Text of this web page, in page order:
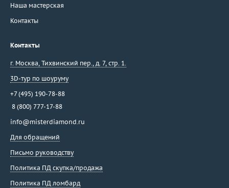
Наша мастерская
Контакты
Контакты
г. Москва, Тихвинский пер., д. 7, стр. 1.
3D-тур по шоуруму
+7 (495) 190-78-88
8 (800) 777-17-88
info@misterdiamond.ru
Для обращений
Письмо руководству
Политика ПД скупка/продажа
Политика ПД ломбард